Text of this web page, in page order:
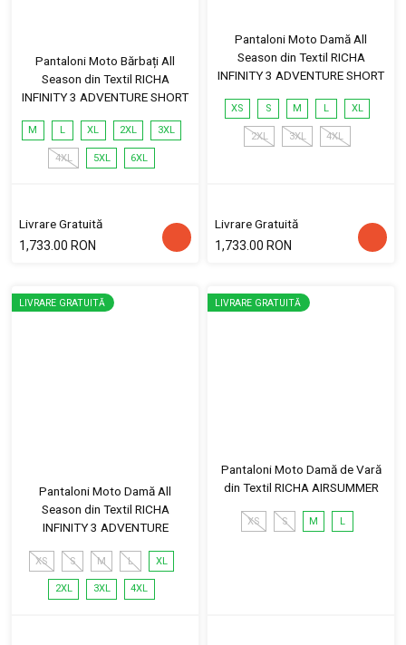
Pantaloni Moto Bărbați All
Season din Textil RICHA
INFINITY 3 ADVENTURE SHORT
M L XL 2XL 3XL
4XL 5XL 6XL
Livrare Gratuită
1,733.00 RON
Pantaloni Moto Damă All
Season din Textil RICHA
INFINITY 3 ADVENTURE SHORT
XS S M L XL
2XL 3XL 4XL
Livrare Gratuită
1,733.00 RON
LIVRARE GRATUITĂ
Pantaloni Moto Damă All
Season din Textil RICHA
INFINITY 3 ADVENTURE
XS S M L XL
2XL 3XL 4XL
LIVRARE GRATUITĂ
Pantaloni Moto Damă de Vară
din Textil RICHA AIRSUMMER
XS S M L